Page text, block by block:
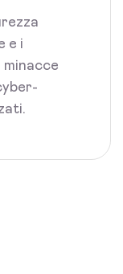
e i
minacce